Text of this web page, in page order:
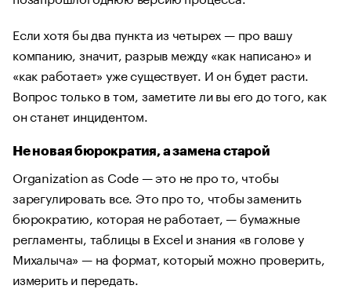
Если хотя бы два пункта из четырех — про вашу
компанию, значит, разрыв между «как написано» и
«как работает» уже существует. И он будет расти.
Вопрос только в том, заметите ли вы его до того, как
он станет инцидентом.
Не новая бюрократия, а замена старой
Organization as Code — это не про то, чтобы
зарегулировать все. Это про то, чтобы заменить
бюрократию, которая не работает, — бумажные
регламенты, таблицы в Excel и знания «в голове у
Михалыча» — на формат, который можно проверить,
измерить и передать.